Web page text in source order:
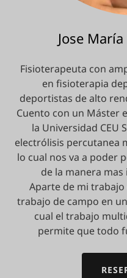
Jose
Fisioterapeuta con
en fisioterapia
deportistas de alto
Cuento con un Máster
la Universidad CEU
electrólisis percutanea
lo cual nos va a poder
de la manera
Aparte de mi
trabajo de campo en
cual el trabajo
permite que todo